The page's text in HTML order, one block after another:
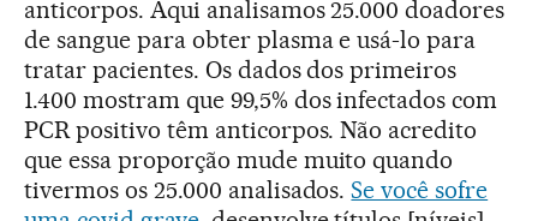
anticorpos. Aqui analisamos 25.000 doadores
de sangue para obter plasma e usá-lo para
tratar pacientes. Os dados dos primeiros
1.400 mostram que 99,5% dos infectados com
PCR positivo têm anticorpos. Não acredito
que essa proporção mude muito quando
tivermos os 25.000 analisados.Se você sofre